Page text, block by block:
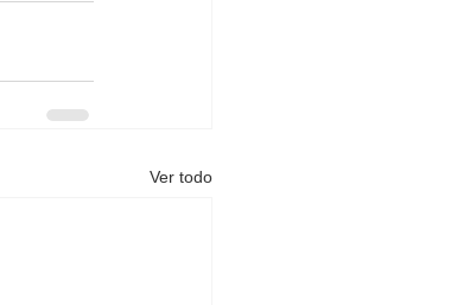
Ver todo